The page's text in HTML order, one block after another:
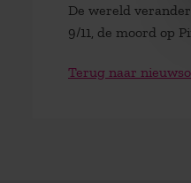
De wereld
9/11, de moord op
Terug naar